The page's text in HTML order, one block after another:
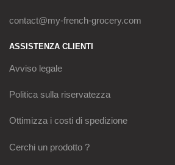
contact@my-french-grocery.com
ASSISTENZA CLIENTI
Avviso legale
Politica sulla riservatezza
Ottimizza i costi di spedizione
Cerchi un prodotto ?